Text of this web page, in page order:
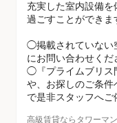
充実した室内設備
過ごすことができま
◯掲載されていない
にお問い合わせくだ
◯『プライムブリス
や、お探しのご条
で是非スタッフへご
高級賃貸ならタワーマ